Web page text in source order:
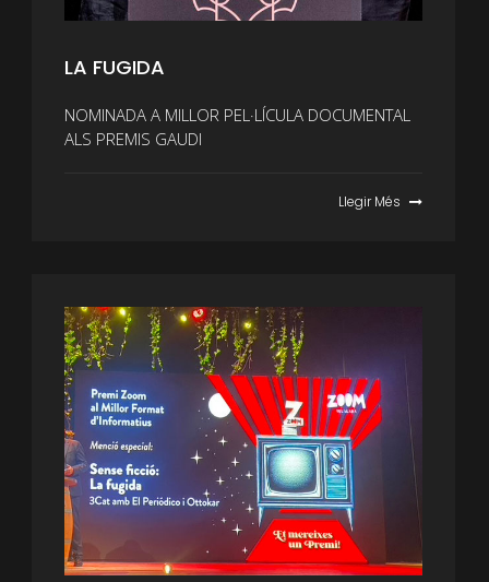
LA FUGIDA
NOMINADA A MILLOR PEL·LÍCULA DOCUMENTAL
ALS PREMIS GAUDI
Llegir Més 